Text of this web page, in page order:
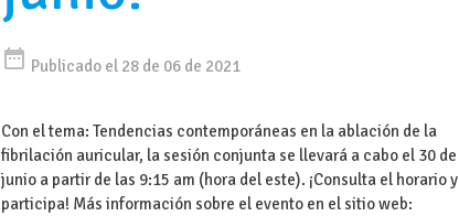
date_range Publicado el 28 de 06 de 2021
Con el tema: Tendencias contemporáneas en la ablación de la
fibrilación auricular, la sesión conjunta se llevará a cabo el 30 de
junio a partir de las 9:15 am (hora del este). ¡Consulta el horario y
participa! Más información sobre el evento en el sitio web: